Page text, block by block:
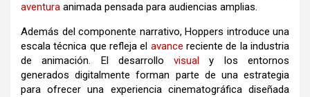
aventura animada pensada para audiencias amplias.
Además del componente narrativo, Hoppers introduce una
escala técnica que refleja el avance reciente de la industria
de animación. El desarrollovisual
y los entornos
generados digitalmente forman parte de una estrategia
para ofrecer una experiencia cinematográfica diseñada